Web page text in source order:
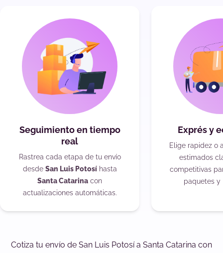
Seguimiento en tiempo
real
Rastrea cada etapa de tu envío
desde San Luis Potosíhasta
Santa Catarina con
actualizaciones automáticas.
Exprés y
Elige rapidez o
estimados
competitivas
paquetes y
Cotiza tu envío de San Luis Potosí a Santa Catarina con